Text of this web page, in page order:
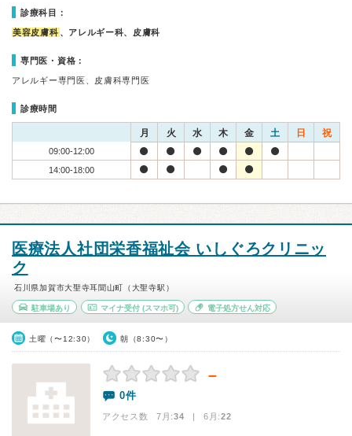
診療科目：
美容皮膚科 、アレルギー科、皮膚科
専門医・資格：
アレルギー専門医、皮膚科専門医
診療時間
月 火 水 木 金 土 日 祝
09:00-12:00
14:00-18:00
医療法人社団栄香福祉会 いしぐろクリニッ
ク
石川県加賀市大聖寺耳聞山町（大聖寺駅）
駐車場あり マイナ受付(スマホ可) 電子処方せん対応
土曜（〜12:30） 朝（8:30〜）
－
0件
アクセス数 7月:34 | 6月:22